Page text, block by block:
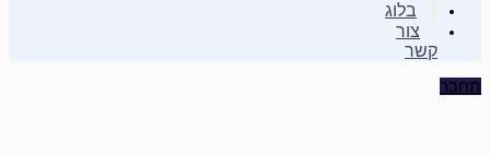
בלוג
צור
קשר
התחבר